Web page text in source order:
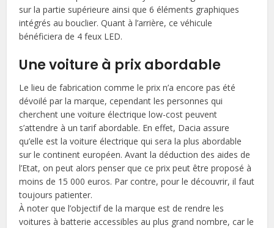
sur la partie supérieure ainsi que 6 éléments graphiques
intégrés au bouclier. Quant à l’arrière, ce véhicule
bénéficiera de 4 feux LED.
Une voiture à prix abordable
Le lieu de fabrication comme le prix n’a encore pas été
dévoilé par la marque, cependant les personnes qui
cherchent une voiture électrique low-cost peuvent
s’attendre à un tarif abordable. En effet, Dacia assure
qu’elle est la voiture électrique qui sera la plus abordable
sur le continent européen. Avant la déduction des aides de
l’Etat, on peut alors penser que ce prix peut être proposé à
moins de 15 000 euros. Par contre, pour le découvrir, il faut
toujours patienter.
À noter que l’objectif de la marque est de rendre les
voitures à batterie accessibles au plus grand nombre, car le